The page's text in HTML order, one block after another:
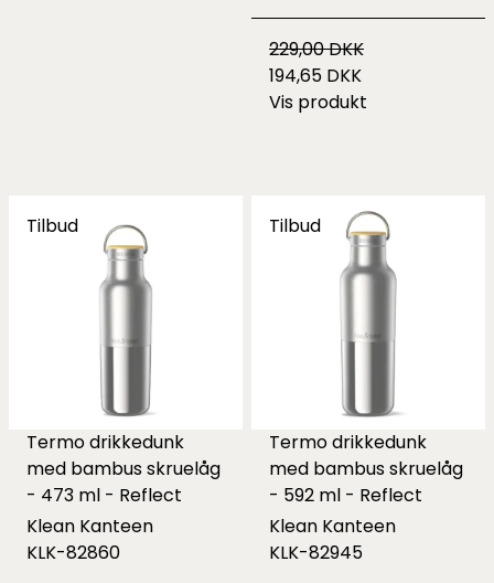
229,00 DKK
194,65 DKK
Vis produkt
Tilbud
Termo drikkedunk
med bambus skruelåg
- 473 ml - Reflect
Klean Kanteen
KLK-82860
Tilbud
Termo drikkedunk
med bambus skruelåg
- 592 ml - Reflect
Klean Kanteen
KLK-82945